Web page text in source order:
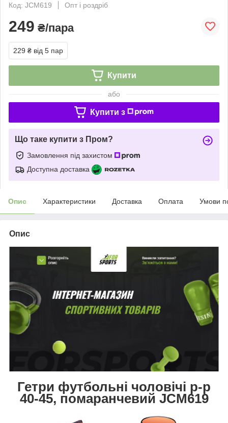
Код: JCM619
Опт і роздріб
249 ₴/пара
229 ₴ від 5 пар
Купити
або
Купити з
Що таке купити з Пром?
Замовлення під захистом
Доступна доставка
Опис Характеристики Доставка Оплата Умови
Опис
Гетри футбольні чоловічі р-р
40-45, помаранчевий JCM619